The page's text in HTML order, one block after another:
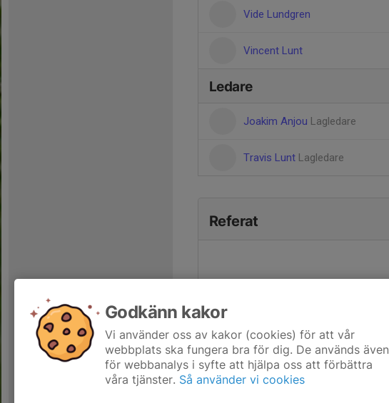
Vide Lundgren
Vincent Lunt
Ledare
Joakim Anjou Lagledare
Travis Lunt Lagledare
Referat
Godkänn kakor
Vi använder oss av kakor (cookies) för att vår
webbplats ska fungera bra för dig. De används även
för webbanalys i syfte att hjälpa oss att förbättra
våra tjänster. Så använder vi cookies